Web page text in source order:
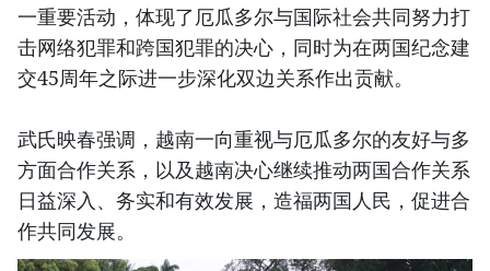
一重要活动，体现了厄瓜多尔与国际社会共同努力打
击网络犯罪和跨国犯罪的决心，同时为在两国纪念建
交45周年之际进一步深化双边关系作出贡献。
武氏映春强调，越南一向重视与厄瓜多尔的友好与多
方面合作关系，以及越南决心继续推动两国合作关系
日益深入、务实和有效发展，造福两国人民，促进合
作共同发展。